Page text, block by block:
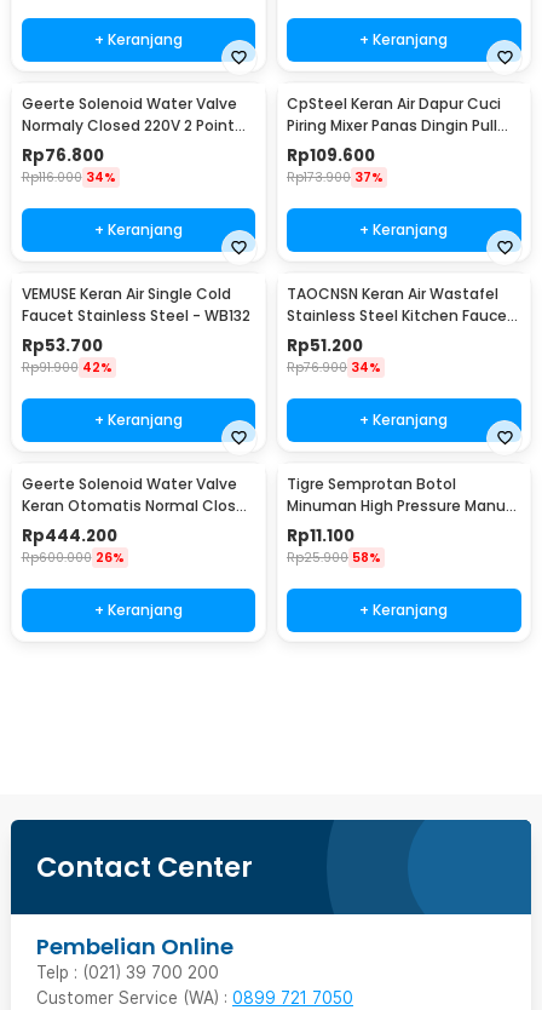
+ Keranjang + Keranjang
Geerte Solenoid Water Valve
Normaly Closed 220V 2 Point
1/4 Inch - 2W-025-08
Rp76.800
Rp116.000 34%
+ Keranjang
CpSteel Keran Air Dapur Cuci
Piring Mixer Panas Dingin Pull
Out Rinser - CP12
Rp109.600
Rp173.900 37%
+ Keranjang
VEMUSE Keran Air Single Cold
Faucet Stainless Steel - WB132
Rp53.700
Rp91.900 42%
+ Keranjang
TAOCNSN Keran Air Wastafel
Stainless Steel Kitchen Faucet
- 899
Rp51.200
Rp76.900 34%
+ Keranjang
Geerte Solenoid Water Valve
Keran Otomatis Normal Close
220V 1.5 Inch - 2W-400-40
Rp444.200
Rp600.000 26%
+ Keranjang
Tigre Semprotan Botol
Minuman High Pressure Manual
Adjustable Spray - TS01
Rp11.100
Rp25.900 58%
+ Keranjang
Contact Center
Pembelian Online
Telp : (021) 39 700 200
Customer Service (WA) : 0899 721 7050